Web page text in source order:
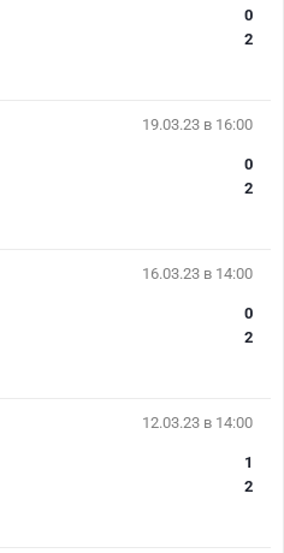
0
2
19.03.23 в 16:00
0
2
16.03.23 в 14:00
0
2
12.03.23 в 14:00
1
2